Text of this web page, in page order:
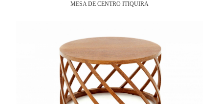
MESA DE CENTRO ITIQUIRA